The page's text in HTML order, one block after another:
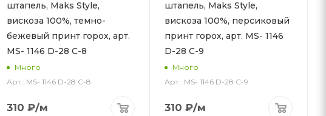
штапель, Maks Style,
вискоза 100%, темно-
бежевый принт горох, арт.
MS- 1146 D-28 С-8
Много
Арт.: MS- 1146 D-28 С-8
310 ₽/м
штапель, Maks Style,
вискоза 100%, персиковый
принт горох, арт. MS- 1146
D-28 С-9
Много
Арт.: MS- 1146 D-28 С-9
310 ₽/м